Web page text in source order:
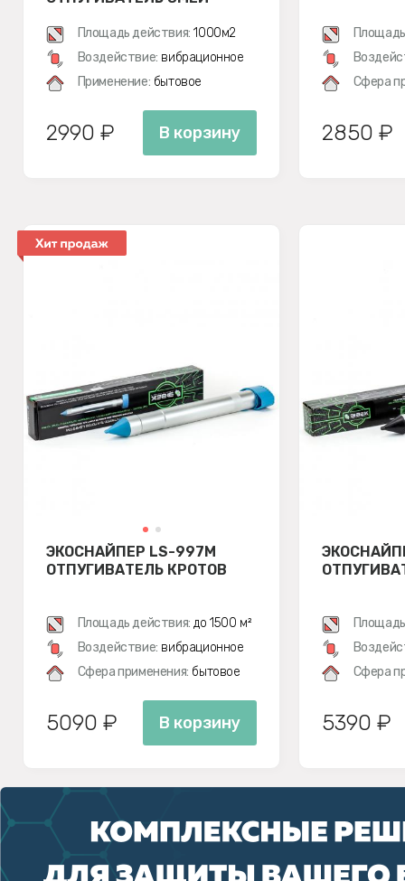
Площадь действия: 1000м2
Воздействие: вибрационное
Применение: бытовое
2990 ₽ В корзину
Сфера
2850 ₽
ЭКОСНАЙПЕР LS-997M
ОТПУГИВАТЕЛЬ КРОТОВ
Площадь действия: до 1500 м²
Воздействие: вибрационное
Сфера применения: бытовое
5090 ₽ В корзину
Сфера
5390 ₽